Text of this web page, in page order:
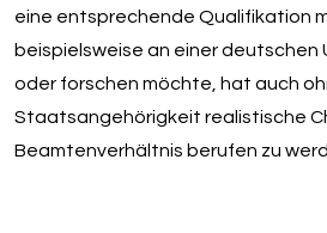
eine entsprechende Qualifikation
beispielsweise an einer deutschen
oder forschen möchte, hat auch
Staatsangehörigkeit realistische
Beamtenverhältnis berufen zu